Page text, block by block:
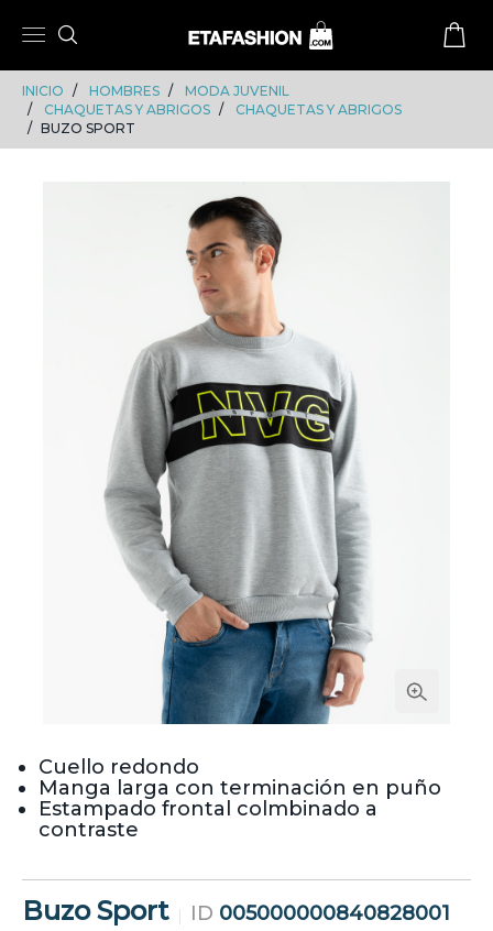
INICIO HOMBRES
MODA JUVENIL
CHAQUETAS Y ABRIGOS
CHAQUETAS Y ABRIGOS
BUZO SPORT
Cuello redondo
Manga larga con terminación en puño
Estampado frontal colmbinado a
contraste
Buzo Sport ID 005000000840828001